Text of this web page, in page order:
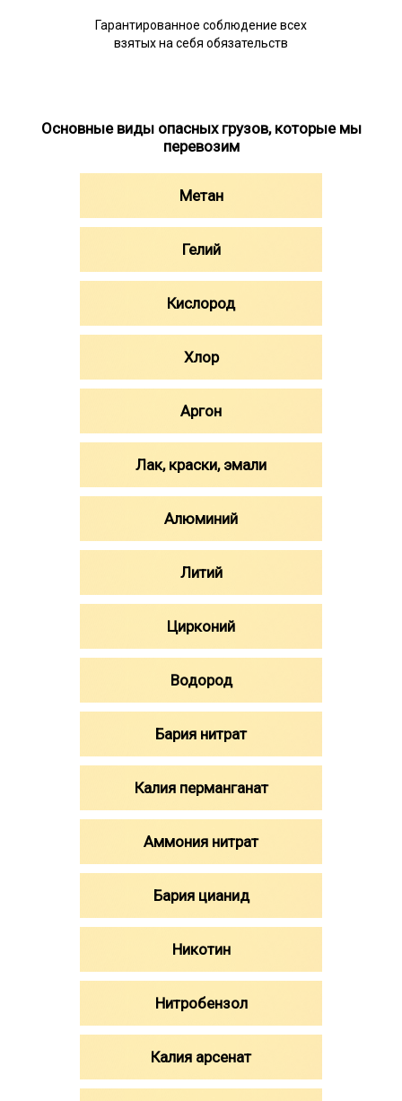
Гарантированное соблюдение всех
взятых на себя обязательств
Основные виды опасных грузов, которые мы
перевозим
Метан
Гелий
Кислород
Хлор
Аргон
Лак, краски, эмали
Алюминий
Литий
Цирконий
Водород
Бария нитрат
Калия перманганат
Аммония нитрат
Бария цианид
Никотин
Нитробензол
Калия арсенат